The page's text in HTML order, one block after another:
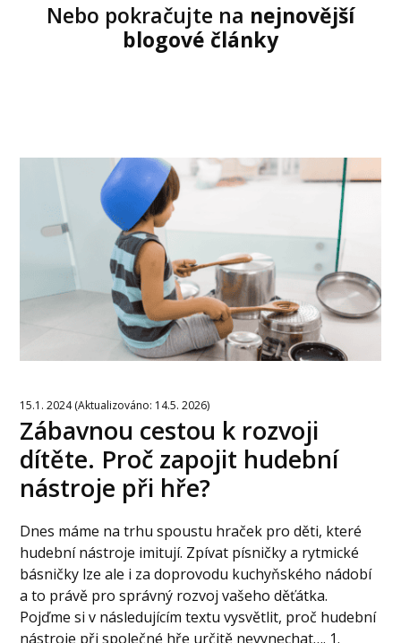
Nebo pokračujte na nejnovější
blogové články
15.1. 2024 (Aktualizováno: 14.5. 2026)
Zábavnou cestou k rozvoji
dítěte. Proč zapojit hudební
nástroje při hře?
Dnes máme na trhu spoustu hraček pro děti, které
hudební nástroje imitují. Zpívat písničky a rytmické
básničky lze ale i za doprovodu kuchyňského nádobí
a to právě pro správný rozvoj vašeho děťátka.
Pojďme si v následujícím textu vysvětlit, proč hudební
nástroje při společné hře určitě nevynechat…. 1.